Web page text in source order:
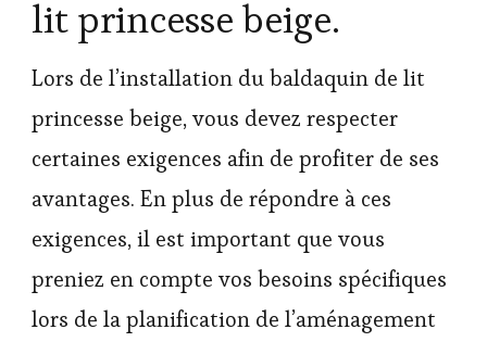
lit princesse beige.
Lors de l’installation du baldaquin de lit
princesse beige, vous devez respecter
certaines exigences afin de profiter de ses
avantages. En plus de répondre à ces
exigences, il est important que vous
preniez en compte vos besoins spécifiques
lors de la planification de l’aménagement